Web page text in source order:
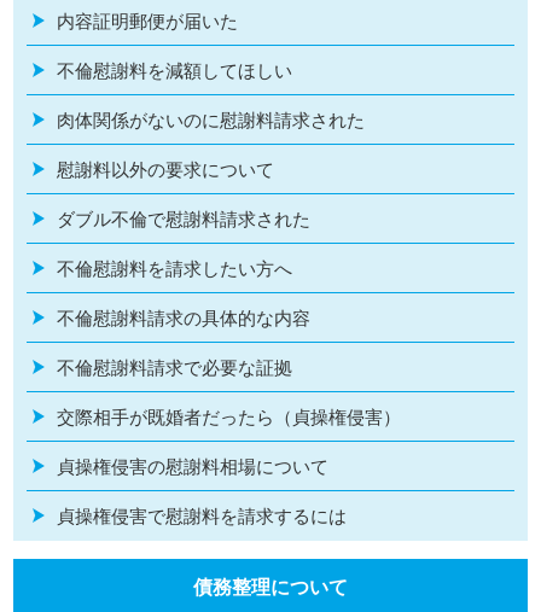
内容証明郵便が届いた
不倫慰謝料を減額してほしい
肉体関係がないのに慰謝料請求された
慰謝料以外の要求について
ダブル不倫で慰謝料請求された
不倫慰謝料を請求したい方へ
不倫慰謝料請求の具体的な内容
不倫慰謝料請求で必要な証拠
交際相手が既婚者だったら（貞操権侵害）
貞操権侵害の慰謝料相場について
貞操権侵害で慰謝料を請求するには
債務整理について